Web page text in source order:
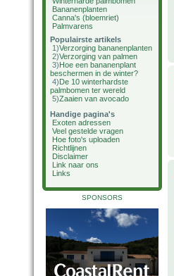
Bananenplanten
Canna's (bloemriet)
Palmvarens
Populairste artikels
1)Verzorging bananenplanten
2)Verzorging van palmen
3)Hoe een bananenplant
beschermen in de winter?
4)De 10 winterhardste
palmbomen ter wereld
5)Zaaien van avocado
Handige pagina's
Exoten adressen
Veel gestelde vragen
Hoe foto's uploaden
Richtlijnen
Disclaimer
Link naar ons
Links
SPONSORS